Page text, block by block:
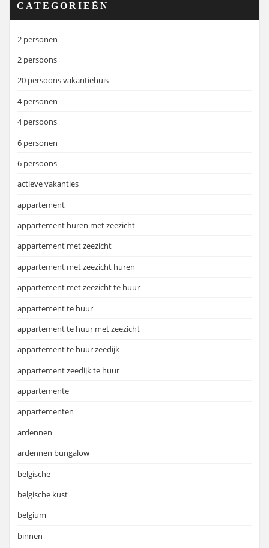
CATEGORIEËN
2 personen
2 persoons
20 persoons vakantiehuis
4 personen
4 persoons
6 personen
6 persoons
actieve vakanties
appartement
appartement huren met zeezicht
appartement met zeezicht
appartement met zeezicht huren
appartement met zeezicht te huur
appartement te huur
appartement te huur met zeezicht
appartement te huur zeedijk
appartement zeedijk te huur
appartemente
appartementen
ardennen
ardennen bungalow
belgische
belgische kust
belgium
binnen